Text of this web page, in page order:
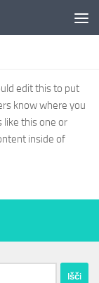
edit this to put
know where you
like this one or
inside of